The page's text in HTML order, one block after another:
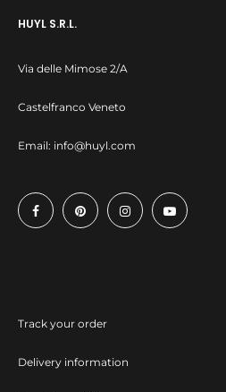
HUYL S.R.L.
Via delle Mimose 2/A
Castelfranco Veneto
Email: info@huyl.com
Track your order
Delivery information